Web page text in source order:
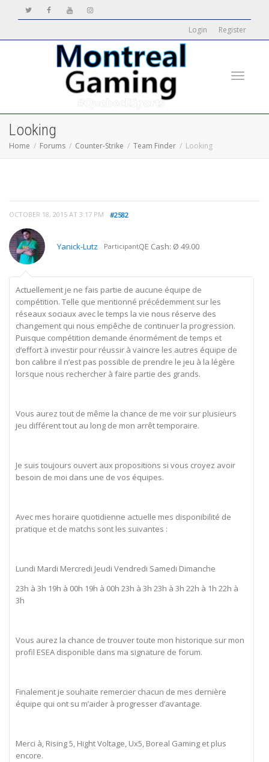
Login Register
Looking
Home Forums Counter-Strike Team Finder Looking
OCTOBER 18, 2015 AT 3:17 PM #2582
Yanick-Lutz ParticipantQE Cash: Ø 49.00
Actuellement je ne fais partie de aucune équipe de
compétition. Telle que mentionné précédemment sur les
réseaux sociaux avec le temps la vie nous réserve des
changement qui nous empêche de continuer la progression.
Puisque compétition demande énormément de temps et
d’effort à investir pour réussir à vaincre les autres équipe de
bon calibre il n’est pas possible de prendre le jeu à la légère
lorsque nous rechercher à faire partie des grands.
Vous aurez tout de même la chance de me voir sur plusieurs
jeu différent tout au long de mon arrêt temporaire.
Je suis toujours ouvert aux propositions si vous croyez avoir
besoin de moi dans une de vos équipes.
Avec mes horaire quotidienne actuelle mes disponibilité de
pratique et de matchs sont les suivantes :
Lundi Mardi Mercredi Jeudi Vendredi Samedi Dimanche
23h à 3h 19h à 00h 19h à 00h 23h à 3h 23h à 3h 22h à 1h 22h à
3h
Vous aurez la chance de trouver toute mon historique sur mon
profil ESEA disponible dans ma signature de forum.
Finalement je souhaite remercier chacun de mes dernière
équipe qui ont su m’aider à progresser d’avantage.
Merci à, Rising 5, Hight Voltage, Ux5, Boreal Gaming et plus
encore.